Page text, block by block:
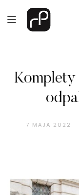
Komplety
7 MAJA 2022 -